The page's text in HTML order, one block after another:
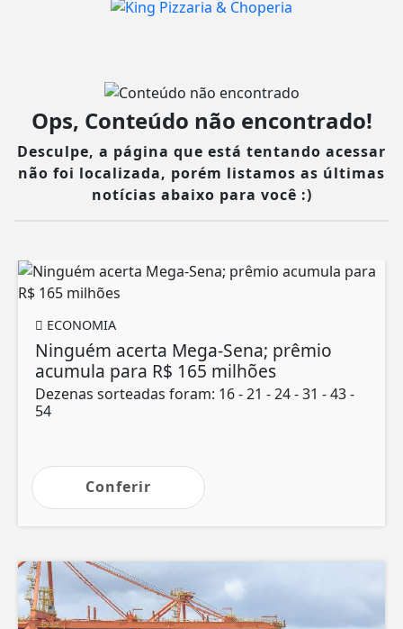
Ops, Conteúdo não encontrado!
Desculpe, a página que está tentando acessar
não foi localizada, porém listamos as últimas
notícias abaixo para você :)
ECONOMIA
Ninguém acerta Mega-Sena; prêmio
acumula para R$ 165 milhões
Dezenas sorteadas foram: 16 - 21 - 24 - 31 - 43 -
54
Conferir